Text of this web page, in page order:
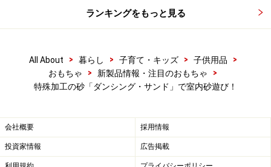
ランキングをもっと見る
All About > 暮らし > 子育て・キッズ > 子供用品
>
おもちゃ
> 新製品情報・注目のおもちゃ
>
特殊加工の砂「ダンシング・サンド」で室内砂遊び！
会社概要 採用情報
投資家情報 広告掲載